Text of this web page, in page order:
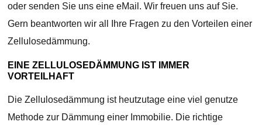
oder senden Sie uns eine eMail. Wir freuen uns auf Sie.
Gern beantworten wir all Ihre Fragen zu den Vorteilen einer
Zellulosedämmung.
EINE ZELLULOSEDÄMMUNG IST IMMER
VORTEILHAFT
Die Zellulosedämmung ist heutzutage eine viel genutze
Methode zur Dämmung einer Immobilie. Die richtige